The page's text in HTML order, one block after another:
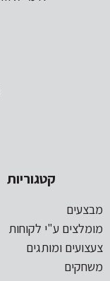
קטגוריות
מבצעים
מומלצים ע"י לקוחות
צעצועים ומותגים
משחקים